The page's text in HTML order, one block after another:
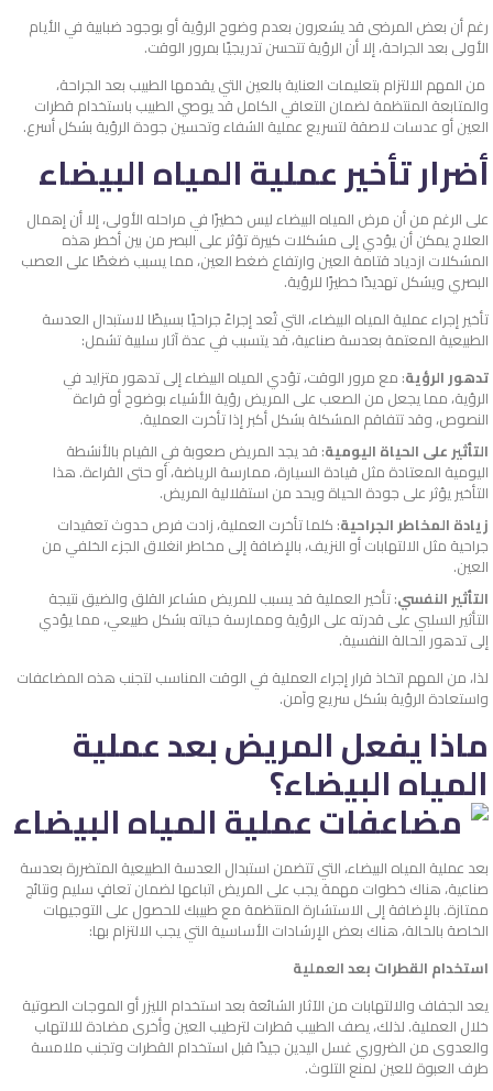
رغم أن بعض المرضى قد يشعرون بعدم وضوح الرؤية أو بوجود ضبابية في الأيام
الأولى بعد الجراحة، إلا أن الرؤية تتحسن تدريجيًا بمرور الوقت.
من المهم الالتزام بتعليمات العناية بالعين التي يقدمها الطبيب بعد الجراحة،
والمتابعة المنتظمة لضمان التعافي الكامل قد يوصي الطبيب باستخدام قطرات
العين أو عدسات لاصقة لتسريع عملية الشفاء وتحسين جودة الرؤية بشكل أسرع.
أضرار تأخير عملية المياه البيضاء
على الرغم من أن مرض المياه البيضاء ليس خطيرًا في مراحله الأولى، إلا أن إهمال
العلاج يمكن أن يؤدي إلى مشكلات كبيرة تؤثر على البصر من بين أخطر هذه
المشكلات ازدياد قتامة العين وارتفاع ضغط العين، مما يسبب ضغطًا على العصب
البصري ويشكل تهديدًا خطيرًا للرؤية.
تأخير إجراء عملية المياه البيضاء، التي تُعد إجراءً جراحيًا بسيطًا لاستبدال العدسة
الطبيعية المعتمة بعدسة صناعية، قد يتسبب في عدة آثار سلبية تشمل:
تدهور الرؤية: مع مرور الوقت، تؤدي المياه البيضاء إلى تدهور متزايد في
الرؤية، مما يجعل من الصعب على المريض رؤية الأشياء بوضوح أو قراءة
النصوص، وقد تتفاقم المشكلة بشكل أكبر إذا تأخرت العملية.
التأثير على الحياة اليومية: قد يجد المريض صعوبة في القيام بالأنشطة
اليومية المعتادة مثل قيادة السيارة، ممارسة الرياضة، أو حتى القراءة. هذا
التأخير يؤثر على جودة الحياة ويحد من استقلالية المريض.
زيادة المخاطر الجراحية: كلما تأخرت العملية، زادت فرص حدوث تعقيدات
جراحية مثل الالتهابات أو النزيف، بالإضافة إلى مخاطر انغلاق الجزء الخلفي من
العين.
التأثير النفسي: تأخير العملية قد يسبب للمريض مشاعر القلق والضيق نتيجة
التأثير السلبي على قدرته على الرؤية وممارسة حياته بشكل طبيعي، مما يؤدي
إلى تدهور الحالة النفسية.
لذا، من المهم اتخاذ قرار إجراء العملية في الوقت المناسب لتجنب هذه المضاعفات
واستعادة الرؤية بشكل سريع وآمن.
ماذا يفعل المريض بعد عملية
المياه البيضاء؟
بعد عملية المياه البيضاء، التي تتضمن استبدال العدسة الطبيعية المتضررة بعدسة
صناعية، هناك خطوات مهمة يجب على المريض اتباعها لضمان تعافٍ سليم ونتائج
ممتازة. بالإضافة إلى الاستشارة المنتظمة مع طبيبك للحصول على التوجيهات
الخاصة بالحالة، هناك بعض الإرشادات الأساسية التي يجب الالتزام بها:
استخدام القطرات بعد العملية
يعد الجفاف والالتهابات من الآثار الشائعة بعد استخدام الليزر أو الموجات الصوتية
خلال العملية. لذلك، يصف الطبيب قطرات لترطيب العين وأخرى مضادة للالتهاب
والعدوى من الضروري غسل اليدين جيدًا قبل استخدام القطرات وتجنب ملامسة
طرف العبوة للعين لمنع التلوث.